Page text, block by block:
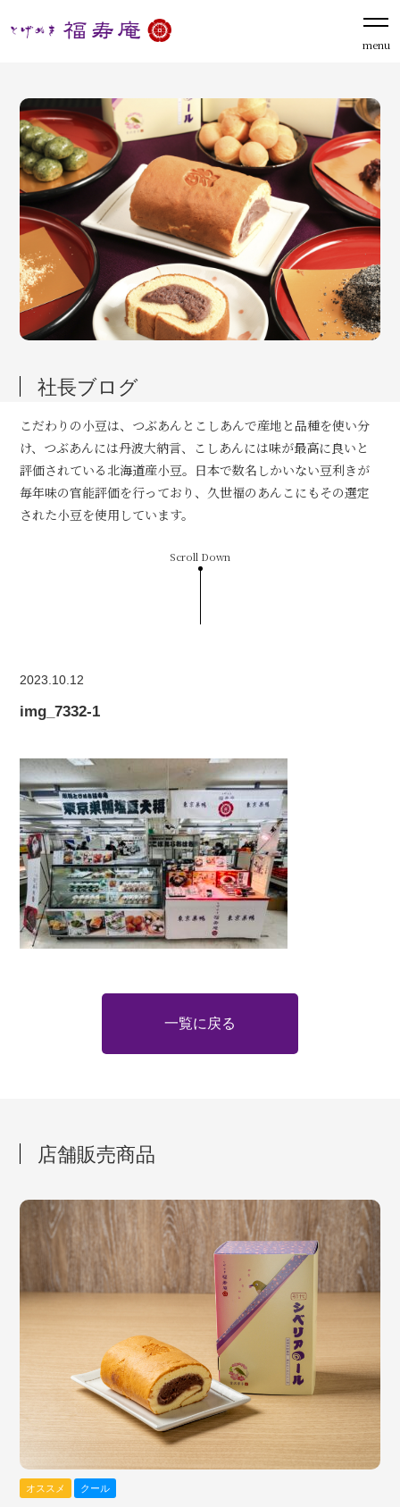
menu
社長ブログ
こだわりの小豆は、つぶあんとこしあんで産地と品種を使い分
け、つぶあんには丹波大納言、こしあんには味が最高に良いと
評価されている北海道産小豆。日本で数名しかいない豆利きが
毎年味の官能評価を行っており、久世福のあんこにもその選定
された小豆を使用しています。
Scroll Down
2023.10.12
img_7332-1
一覧に戻る
店舗販売商品
オススメ クール